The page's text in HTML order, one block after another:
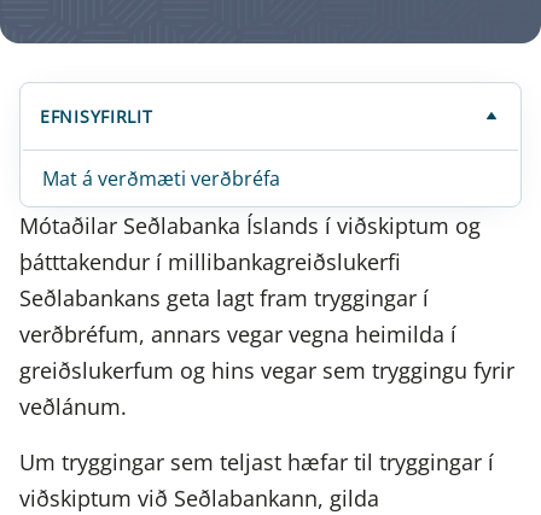
EFNISYFIRLIT
Mat á verðmæti verðbréfa
Mótaðilar Seðlabanka Íslands í viðskiptum og
þátttakendur í millibankagreiðslukerfi
Seðlabankans geta lagt fram tryggingar í
verðbréfum, annars vegar vegna heimilda í
greiðslukerfum og hins vegar sem tryggingu fyrir
veðlánum.
Um tryggingar sem teljast hæfar til tryggingar í
viðskiptum við Seðlabankann, gilda